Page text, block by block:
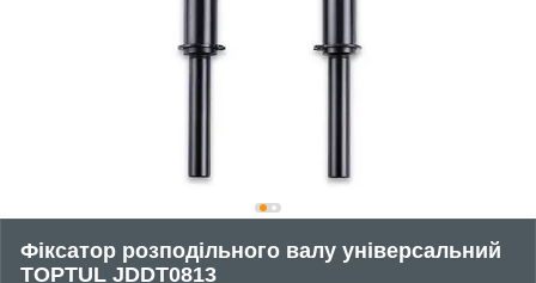
Фіксатор розподільного валу універсальний
TOPTUL JDDT0813